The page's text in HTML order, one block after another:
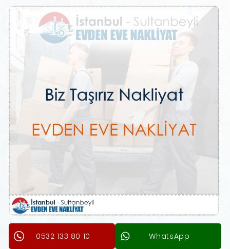
0532 133 80 10 WhatsApp